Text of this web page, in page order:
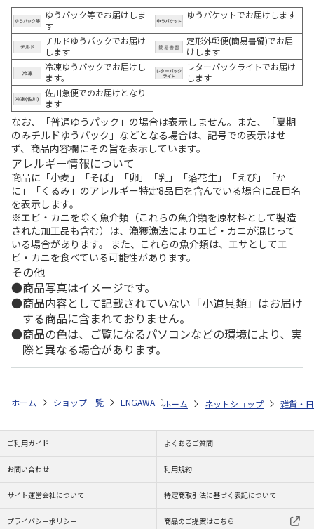
ゆうパック等でお届けしま
す
ゆうパケットでお届けします
チルドゆうパックでお届け
します
定形外郵便(簡易書留)でお届
けします
冷凍ゆうパックでお届けし
ます。
レターパックライトでお届け
します
佐川急便でのお届けとなり
ます
なお、「普通ゆうパック」の場合は表示しません。また、「夏期
のみチルドゆうパック」などとなる場合は、記号での表示はせ
ず、商品内容欄にその旨を表示しています。
アレルギー情報について
商品に「小麦」「そば」「卵」「乳」「落花生」「えび」「か
に」「くるみ」のアレルギー特定8品目を含んでいる場合に品目名
を表示します。
※エビ・カニを除く魚介類（これらの魚介類を原材料として製造
された加工品も含む）は、漁獲漁法によりエビ・カニが混じって
いる場合があります。 また、これらの魚介類は、エサとしてエ
ビ・カニを食べている可能性があります。
その他
商品写真はイメージです。
商品内容として記載されていない「小道具類」はお届け
する商品に含まれておりません。
商品の色は、ご覧になるパソコンなどの環境により、実
際と異なる場合があります。
ホーム ショップ一覧 ENGAWA The Beatles × 日本伝統工芸品 赤べこ
ホーム ネットショップ 雑貨・
ご利用ガイド よくあるご質問
お問い合わせ 利用規約
サイト運営会社について 特定商取引法に基づく表記について
プライバシーポリシー 商品のご提案はこちら